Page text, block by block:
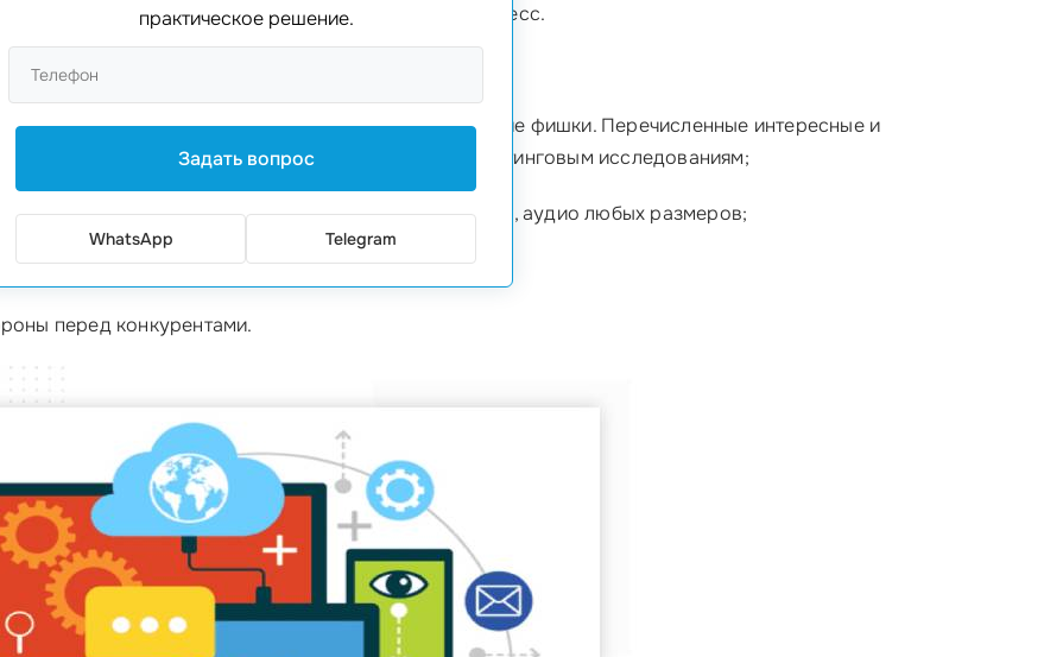
но и в тот же момент увлекательный процесс.
отнести:
опросы, розыгрыши, акции, конкурсы, прочие фишки. Перечисленные интересные и
клиентуры и при этом способствуют маркетинговым исследованиям;
сайт является прочным местом размещения видео, аудио любых размеров;
перед конкурентами.
практическое решение.
Задать вопрос
WhatsApp Telegram